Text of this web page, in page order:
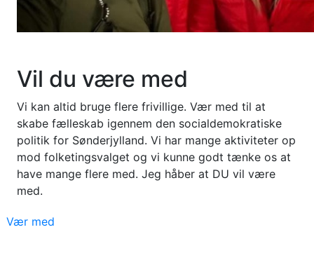
Vil du være med
Vi kan altid bruge flere frivillige. Vær med til at
skabe fælleskab igennem den socialdemokratiske
politik for Sønderjylland. Vi har mange aktiviteter op
mod folketingsvalget og vi kunne godt tænke os at
have mange flere med. Jeg håber at DU vil være
med.
Vær med